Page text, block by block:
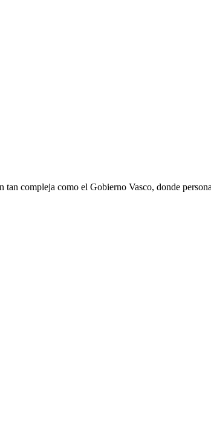
compleja como el Gobierno Vasco, donde